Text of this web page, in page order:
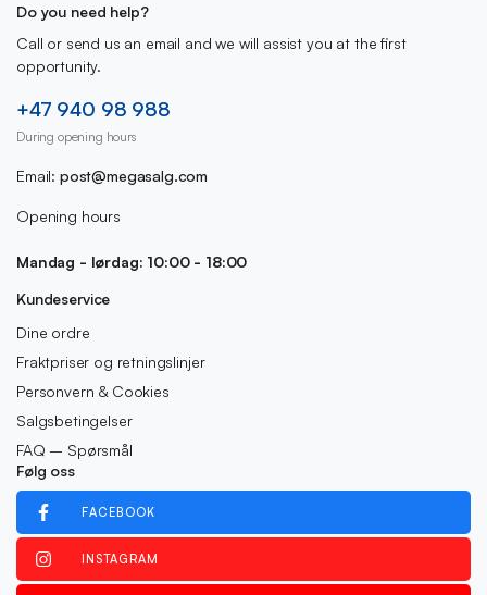
Do you need help?
Call or send us an email and we will assist you at the first
opportunity.
+47 940 98 988
During opening hours
Email: post@megasalg.com
Opening hours
Mandag - lørdag: 10:00 - 18:00
Kundeservice
Dine ordre
Fraktpriser og retningslinjer
Personvern & Cookies
Salgsbetingelser
FAQ – Spørsmål
Følg oss
FACEBOOK
INSTAGRAM